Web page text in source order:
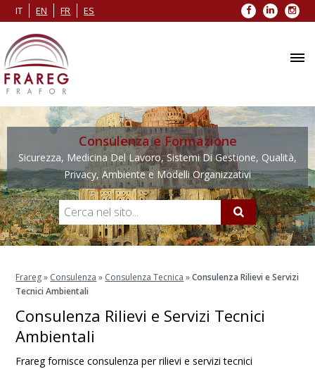
IT EN FR ES Facebook
LinkedIn
Consulenza e Formazione
Sicurezza, Medicina Del Lavoro, Sistemi Di Gestione, Qualità,
Privacy, Ambiente e Modelli Organizzativi
Frareg» Consulenza » Consulenza Tecnica »Consulenza Rilievi e Servizi
Tecnici Ambientali
Consulenza Rilievi e Servizi Tecnici
Ambientali
Frareg fornisce consulenza per rilievi e servizi tecnici